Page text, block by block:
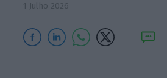
1 Julho 2026